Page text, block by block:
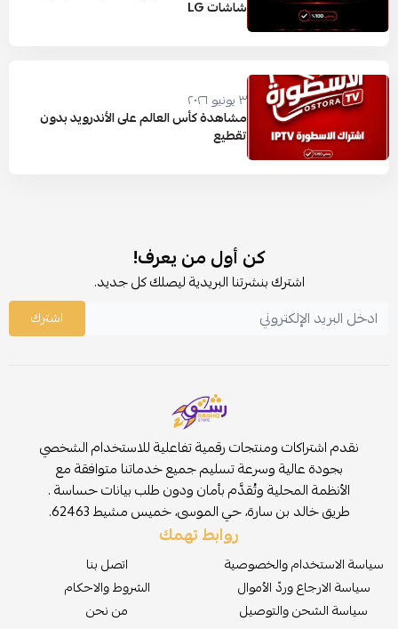
شاشات LG
٣ يونيو ٢٠٢٦
مشاهدة كأس العالم على الأندرويد بدون
تقطيع
كن أول من يعرف!
اشترك بنشرتنا البريدية ليصلك كل جديد.
اشترك
نقدم اشتراكات ومنتجات رقمية تفاعلية للاستخدام الشخصي
بجودة عالية وسرعة تسليم جميع خدماتنا متوافقة مع
الأنظمة المحلية وتُقدَّم بأمان ودون طلب بيانات حساسة .
طريق خالد بن سارة، حي الموسى، خميس مشيط 62463.
روابط تهمك
سياسة الاستخدام والخصوصية
سياسة الارجاع وردّ الأموال
سياسة الشحن والتوصيل
اتصل بنا
الشروط والاحكام
من نحن